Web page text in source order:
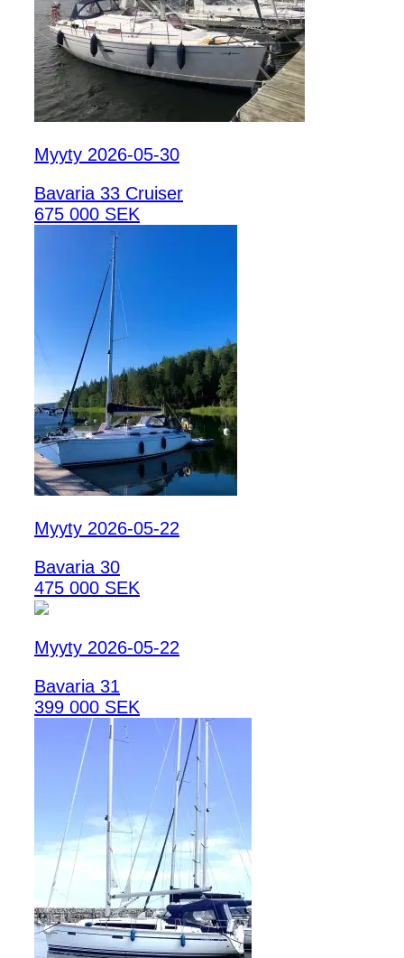
Myyty 2026-05-30
Bavaria 33 Cruiser
675 000 SEK
Myyty 2026-05-22
Bavaria 30
475 000 SEK
Myyty 2026-05-22
Bavaria 31
399 000 SEK